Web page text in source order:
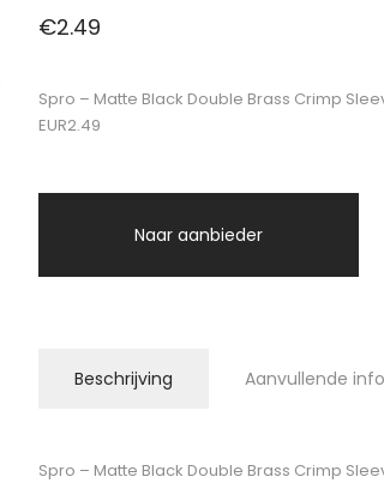
€2.49
Spro – Matte Black Double Brass Crimp
EUR2.49
Naar aanbieder
Beschrijving Aanvullende
Spro – Matte Black Double Brass Crimp